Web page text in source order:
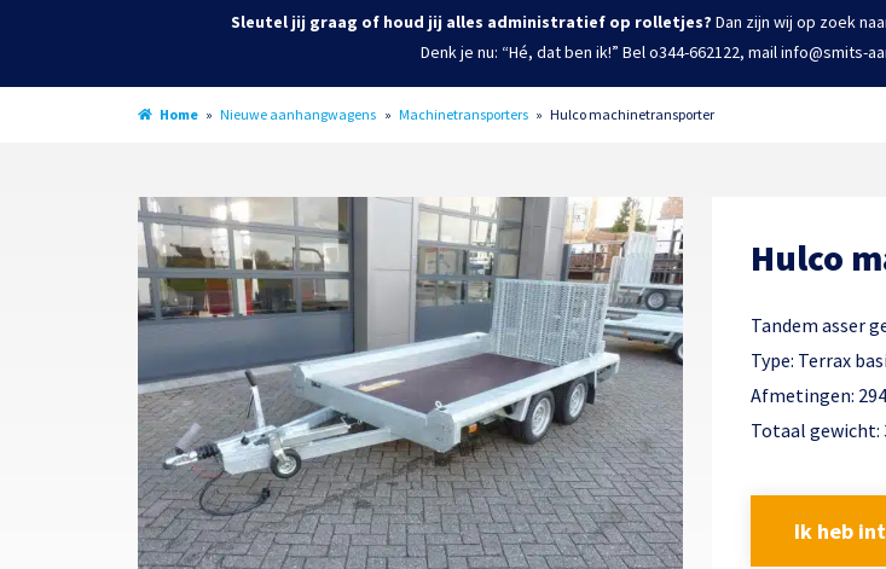
Sleutel jij graag of houd jij alles administratief op rolletjes? Dan zijn wij op zoek
Denk je nu: “Hé, dat ben ik!” Bel o344-662122, mail
Home » Nieuwe aanhangwagens » Machinetransporters » Hulco machinetransporter
Hulco
Tandem asser
Type: Terrax
Afmetingen:
Totaal gewicht:
Ik heb